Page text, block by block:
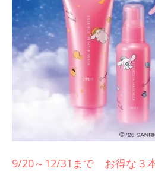
9/20～12/31まで お得な３